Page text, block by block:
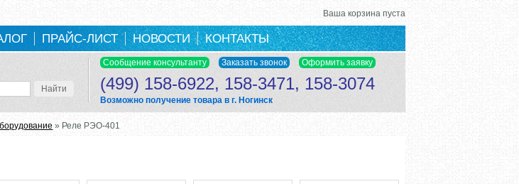
Ваша корзина пуста
ПРАЙС-ЛИСТ НОВОСТИ КОНТАКТЫ
(499) 158-6922, 158-3471, 158-3074
Возможно получение товара в г. Ногинск
» Реле РЭО-401